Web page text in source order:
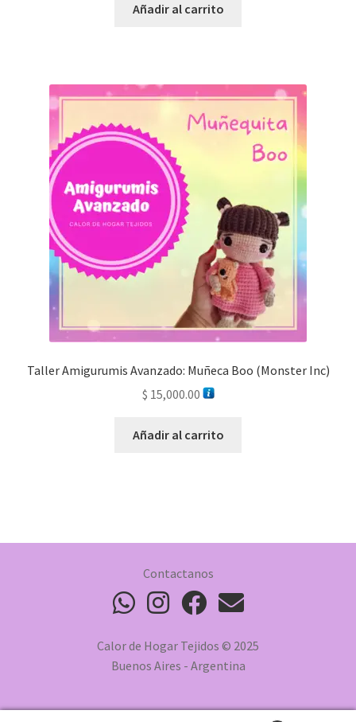
Añadir al carrito
Taller Amigurumis Avanzado: Muñeca Boo (Monster Inc)
$ 15,000.00
Añadir al carrito
Contactanos
Calor de Hogar Tejidos © 2025
Buenos Aires - Argentina